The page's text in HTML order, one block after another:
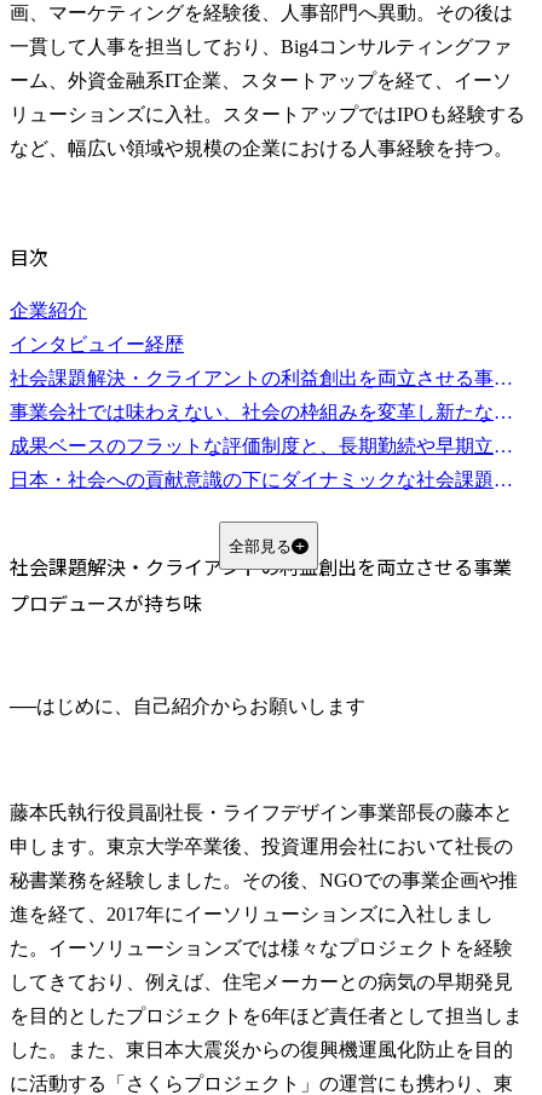
画、マーケティングを経験後、人事部門へ異動。その後は
一貫して人事を担当しており、Big4コンサルティングファ
ーム、外資金融系IT企業、スタートアップを経て、イーソ
リューションズに入社。スタートアップではIPOも経験する
など、幅広い領域や規模の企業における人事経験を持つ。
目次
企業紹介
インタビュイー経歴
社会課題解決・クライアントの利益創出を両立させる事業プロデュースが持ち味
事業会社では味わえない、社会の枠組みを変革し新たな価値を生み出せる環境が魅力
成果ベースのフラットな評価制度と、長期勤続や早期立ち上がりを支える仕組みの両立
日本・社会への貢献意識の下にダイナミックな社会課題解決にチャレンジできる環境
全部見る
社会課題解決・クライアントの利益創出を両立させる事業
プロデュースが持ち味
──
藤本氏執行役員副社長・ライフデザイン事業部長の藤本と
申します。東京大学卒業後、投資運用会社において社長の
秘書業務を経験しました。その後、NGOでの事業企画や推
進を経て、2017年にイーソリューションズに入社しまし
た。イーソリューションズでは様々なプロジェクトを経験
してきており、例えば、住宅メーカーとの病気の早期発見
を目的としたプロジェクトを6年ほど責任者として担当しま
した。また、東日本大震災からの復興機運風化防止を目的
に活動する「さくらプロジェクト」の運営にも携わり、東